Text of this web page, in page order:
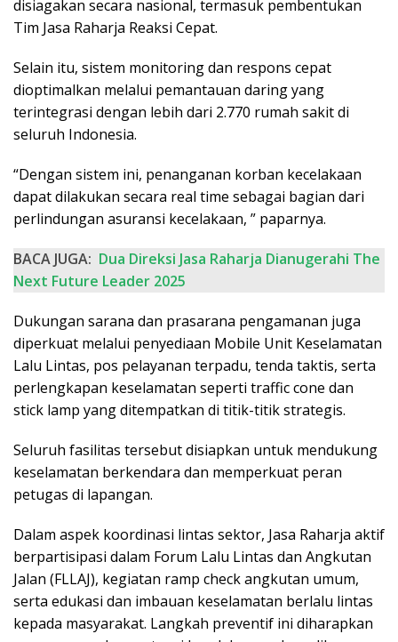
disiagakan secara nasional, termasuk pembentukan
Tim Jasa Raharja Reaksi Cepat.
Selain itu, sistem monitoring dan respons cepat
dioptimalkan melalui pemantauan daring yang
terintegrasi dengan lebih dari 2.770 rumah sakit di
seluruh Indonesia.
“Dengan sistem ini, penanganan korban kecelakaan
dapat dilakukan secara real time sebagai bagian dari
perlindungan asuransi kecelakaan, ” paparnya.
BACA JUGA: Dua Direksi Jasa Raharja Dianugerahi The
Next Future Leader 2025
Dukungan sarana dan prasarana pengamanan juga
diperkuat melalui penyediaan Mobile Unit Keselamatan
Lalu Lintas, pos pelayanan terpadu, tenda taktis, serta
perlengkapan keselamatan seperti traffic cone dan
stick lamp yang ditempatkan di titik-titik strategis.
Seluruh fasilitas tersebut disiapkan untuk mendukung
keselamatan berkendara dan memperkuat peran
petugas di lapangan.
Dalam aspek koordinasi lintas sektor, Jasa Raharja aktif
berpartisipasi dalam Forum Lalu Lintas dan Angkutan
Jalan (FLLAJ), kegiatan ramp check angkutan umum,
serta edukasi dan imbauan keselamatan berlalu lintas
kepada masyarakat. Langkah preventif ini diharapkan